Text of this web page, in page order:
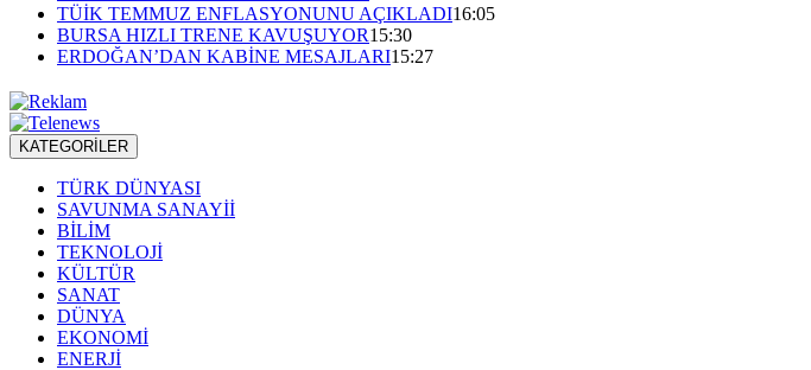
TÜİK TEMMUZ ENFLASYONUNU AÇIKLADI16:05
BURSA HIZLI TRENE KAVUŞUYOR15:30
ERDOĞAN’DAN KABİNE MESAJLARI15:27
KATEGORİLER
TÜRK DÜNYASI
SAVUNMA SANAYİİ
BİLİM
TEKNOLOJİ
KÜLTÜR
SANAT
DÜNYA
EKONOMİ
ENERJİ